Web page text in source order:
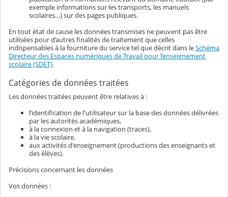
exemple informations sur les transports, les manuels
scolaires…) sur des pages publiques.
En tout état de cause les données transmises ne peuvent pas être
utilisées pour d’autres finalités de traitement que celles
indispensables à la fourniture du service tel que décrit dans leSchéma
Directeur des Espaces numériques de Travail pour l’enseignement
scolaire (SDET).
Catégories de données traitées
Les données traitées peuvent être relatives à :
l’identification de l'utilisateur sur la base des données délivrées
par les autorités académiques,
à la connexion et à la navigation (traces),
à la vie scolaire,
aux activités d'enseignement (productions des enseignants et
des élèves).
Précisions concernant les données
Vos données :